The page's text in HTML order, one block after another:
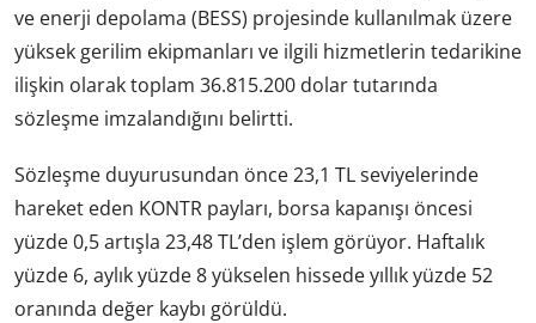
ve enerji depolama (BESS) projesinde kullanılmak üzere
yüksek gerilim ekipmanları ve ilgili hizmetlerin tedarikine
ilişkin olarak toplam 36.815.200 dolar tutarında
sözleşme imzalandığını belirtti.
Sözleşme duyurusundan önce 23,1 TL seviyelerinde
hareket eden KONTR payları, borsa kapanışı öncesi
yüzde 0,5 artışla 23,48 TL’den işlem görüyor. Haftalık
yüzde 6, aylık yüzde 8 yükselen hissede yıllık yüzde 52
oranında değer kaybı görüldü.